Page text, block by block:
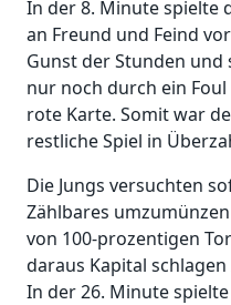
In der 8. Minute spielte
an Freund und Feind
Gunst der Stunden
nur noch durch ein
rote Karte. Somit war
restliche Spiel in
Die Jungs versuchten
Zählbares
von 100-prozentigen
daraus Kapital
In der 26. Minute